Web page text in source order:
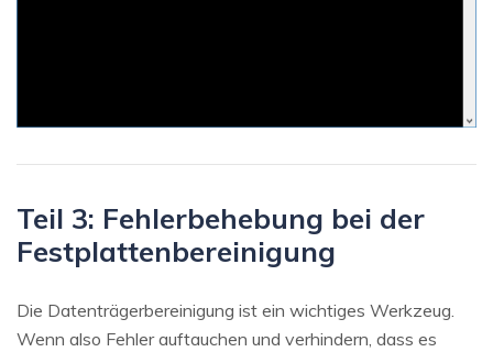
Teil 3: Fehlerbehebung bei der
Festplattenbereinigung
Die Datenträgerbereinigung ist ein wichtiges Werkzeug.
Wenn also Fehler auftauchen und verhindern, dass es